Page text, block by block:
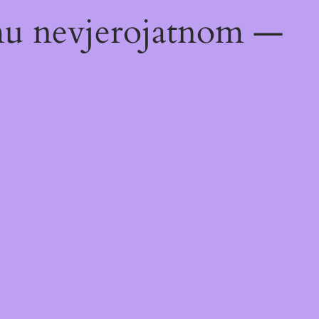
nevjerojatnom —